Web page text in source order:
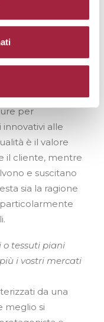
sempre
la ricerca si
esempio stiamo
e
– nuovi
per
alle
è il valore
il cliente, mentre
e suscitano
sia la ragione
o tessuti piani
i vostri mercati
da una
meglio si